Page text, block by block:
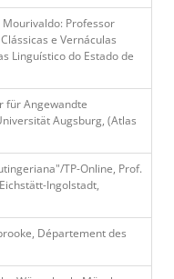
Professor
e Vernáculas
Linguístico do Estado de
für Angewandte
Augsburg, (Atlas
TP-Online, Prof.
Ingolstadt,
Département des